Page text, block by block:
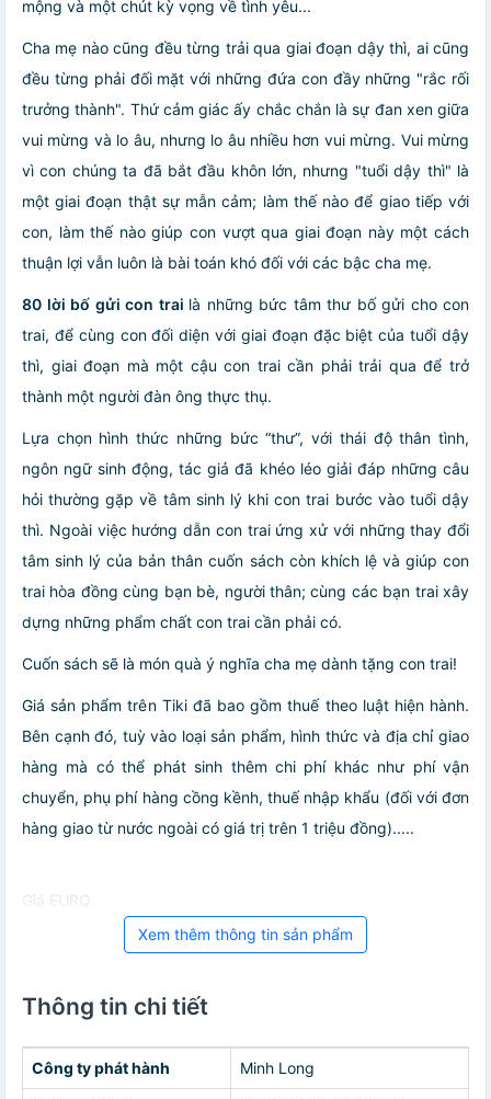
mộng và một chút kỳ vọng về tình yêu...
Cha mẹ nào cũng đều từng trải qua giai đoạn dậy thì, ai cũng
đều từng phải đối mặt với những đứa con đầy những "rắc rối
trưởng thành". Thứ cảm giác ấy chắc chắn là sự đan xen giữa
vui mừng và lo âu, nhưng lo âu nhiều hơn vui mừng. Vui mừng
vì con chúng ta đã bắt đầu khôn lớn, nhưng "tuổi dậy thì" là
một giai đoạn thật sự mẫn cảm; làm thế nào để giao tiếp với
con, làm thế nào giúp con vượt qua giai đoạn này một cách
thuận lợi vẫn luôn là bài toán khó đối với các bậc cha mẹ.
80 lời bố gửi con trai là những bức tâm thư bố gửi cho con
trai, để cùng con đối diện với giai đoạn đặc biệt của tuổi dậy
thì, giai đoạn mà một cậu con trai cần phải trải qua để trở
thành một người đàn ông thực thụ.
Lựa chọn hình thức những bức “thư”, với thái độ thân tình,
ngôn ngữ sinh động, tác giả đã khéo léo giải đáp những câu
hỏi thường gặp về tâm sinh lý khi con trai bước vào tuổi dậy
thì. Ngoài việc hướng dẫn con trai ứng xử với những thay đổi
tâm sinh lý của bản thân cuốn sách còn khích lệ và giúp con
trai hòa đồng cùng bạn bè, người thân; cùng các bạn trai xây
dựng những phẩm chất con trai cần phải có.
Cuốn sách sẽ là món quà ý nghĩa cha mẹ dành tặng con trai!
Giá sản phẩm trên Tiki đã bao gồm thuế theo luật hiện hành.
Bên cạnh đó, tuỳ vào loại sản phẩm, hình thức và địa chỉ giao
hàng mà có thể phát sinh thêm chi phí khác như phí vận
chuyển, phụ phí hàng cồng kềnh, thuế nhập khẩu (đối với đơn
hàng giao từ nước ngoài có giá trị trên 1 triệu đồng).....
Giá EURQ
Xem thêm thông tin sản phẩm
Thông tin chi tiết
Công ty phát hành Minh Long